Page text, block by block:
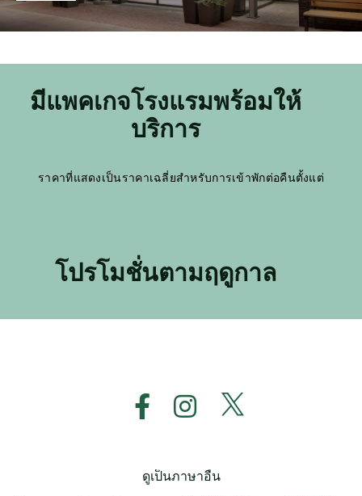
มีแพคเกจโรงแรมพร้อมให้
บริการ
ราคาที่แสดงเป็นราคาเฉลี่ยสำหรับการเข้าพักต่อคืนตั้งแต่
โปรโมชั่นตามฤดูกาล
ดูเป็นภาษาอื่น